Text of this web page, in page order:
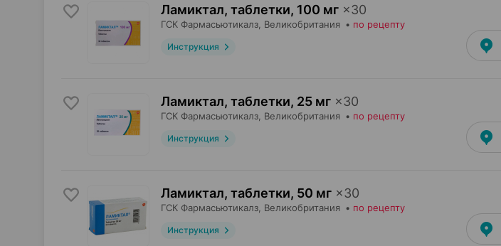
Ламиктал, таблетки, 100 мг ×30
ГСК Фармасьютикалз , Великобритания • по рецепту
Инструкция
Ламиктал, таблетки, 25 мг ×30
ГСК Фармасьютикалз , Великобритания • по рецепту
Инструкция
Ламиктал, таблетки, 50 мг ×30
ГСК Фармасьютикалз , Великобритания • по рецепту
Инструкция